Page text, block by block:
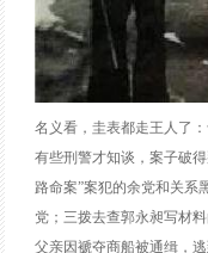
名义看，圭表都走王人了
有些刑警才知谈，案子破
路命案”案犯的余党和关系
党；三拨去查郭永昶写材
父亲因褫夺商船被通缉，